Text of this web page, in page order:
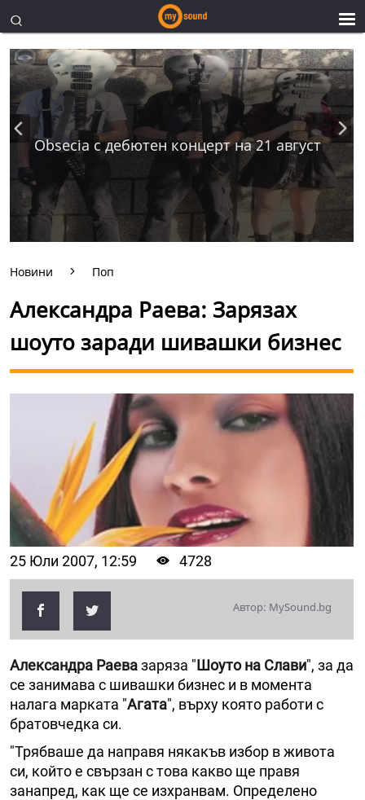
Obsecia с дебютен концерт на 21 август
Новини Поп
Александра Раева: Зарязах
шоуто заради шивашки бизнес
25 Юли 2007, 12:59 4728
Автор: MySound.bg
Александра Раевазаряза "Шоуто на Слави", за да
се занимава с шивашки бизнес и в момента
налага марката "Агата", върху която работи с
братовчедка си.
"Трябваше да направя някакъв избор в живота
си, който е свързан с това какво ще правя
занапред, как ще се изхранвам. Определено